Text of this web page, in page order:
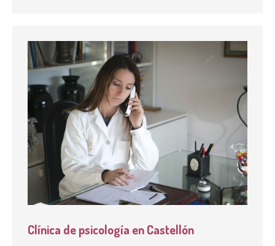
Clínica de psicología en Castellón